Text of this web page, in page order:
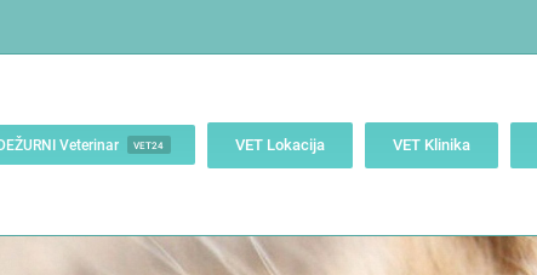
Veterinar VET24 VET Lokacija VET Klinika